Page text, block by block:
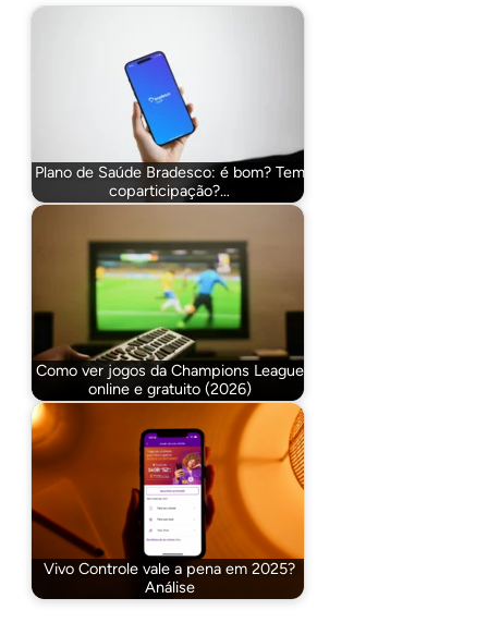
Plano de Saúde Bradesco: é bom? Tem
coparticipação?…
Como ver jogos da Champions League
online e gratuito (2026)
Vivo Controle vale a pena em 2025?
Análise